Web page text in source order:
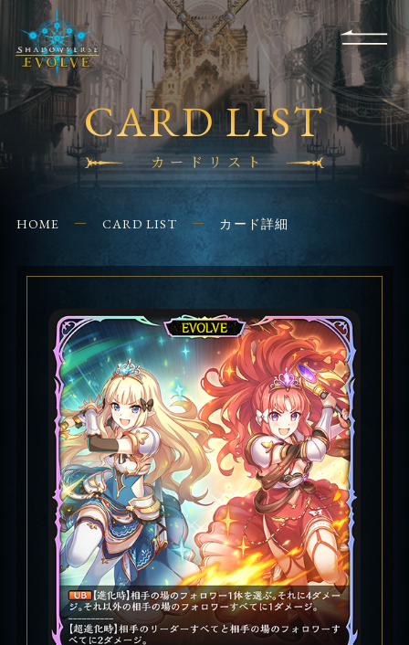
Q&A
EVENT SHOPS
FOR
BEGINNERS
APPLICATION
CONTACT
CARD LIST
カードリスト
HOME CARD LIST カード詳細